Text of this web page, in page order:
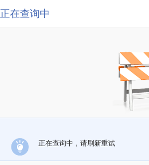
正在查询中
正在查询中，请刷新重试